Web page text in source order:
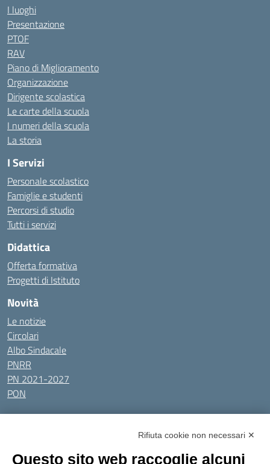
I luoghi
Presentazione
PTOF
RAV
Piano di Miglioramento
Organizzazione
Dirigente scolastica
Le carte della scuola
I numeri della scuola
La storia
I Servizi
Personale scolastico
Famiglie e studenti
Percorsi di studio
Tutti i servizi
Didattica
Offerta formativa
Progetti di Istituto
Novità
Le notizie
Circolari
Albo Sindacale
PNRR
PN 2021-2027
PON
Tutti gli argomenti
Amministrazione Trasparente
Privacy Policy
Rifiuta cookie non necessari ✕
Questo sito web raccoglie alcuni